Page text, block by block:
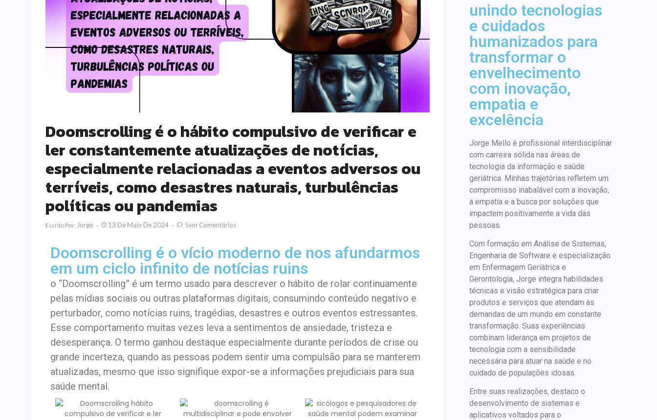
Doomscrolling é o hábito compulsivo de verificar e
ler constantemente atualizações de notícias,
especialmente relacionadas a eventos adversos ou
terríveis, como desastres naturais, turbulências
políticas ou pandemias
Escrito Por: Jorge 13 De Maio De 2024 Sem Comentários
Doomscrolling é o vício moderno de nos afundarmos
em um ciclo infinito de notícias ruins
o “Doomscrolling” é um termo usado para descrever o hábito de rolar continuamente
pelas mídias sociais ou outras plataformas digitais, consumindo conteúdo negativo e
perturbador, como notícias ruins, tragédias, desastres e outros eventos estressantes.
Esse comportamento muitas vezes leva a sentimentos de ansiedade, tristeza e
desesperança. O termo ganhou destaque especialmente durante períodos de crise ou
grande incerteza, quando as pessoas podem sentir uma compulsão para se manterem
atualizadas, mesmo que isso signifique expor-se a informações prejudiciais para sua
saúde mental.
unindo tecnologias
e cuidados
humanizados para
transformar o
envelhecimento
com inovação,
empatia e
excelência
Jorge Mello é profissional interdisciplinar
com carreira sólida nas áreas de
tecnologia da informação e saúde
geriátrica. Minhas trajetórias refletem um
compromisso inabalável com a inovação,
a empatia e a busca por soluções que
impactem positivamente a vida das
pessoas.
Com formação em Análise de Sistemas,
Engenharia de Software e especialização
em Enfermagem Geriátrica e
Gerontologia, Jorge integra habilidades
técnicas e visão estratégica para criar
produtos e serviços que atendam às
demandas de um mundo em constante
transformação. Suas experiências
combinam liderança em projetos de
tecnologia com a sensibilidade
necessária para atuar na saúde e no
cuidado de populações idosas.
Entre suas realizações, destaco o
desenvolvimento de sistemas e
aplicativos voltados para o